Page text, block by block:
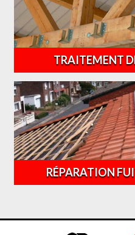
TRAITEMENT
RÉPARATION